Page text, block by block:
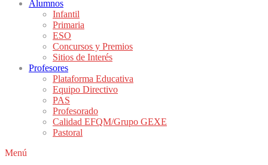
Alumnos
Infantil
Primaria
ESO
Concursos y Premios
Sitios de Interés
Profesores
Plataforma Educativa
Equipo Directivo
PAS
Profesorado
Calidad EFQM/Grupo GEXE
Pastoral
Menú